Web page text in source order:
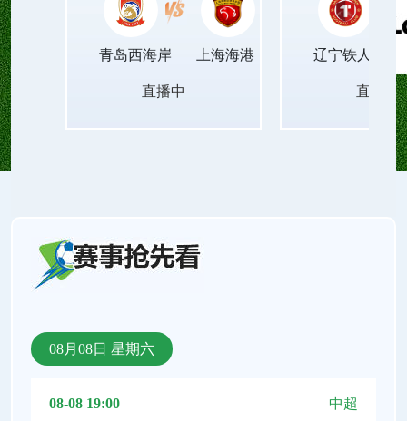
青岛西海岸 上海海港
直播中
辽宁铁人
直播中
08月08日 星期六
08-08 19:00 中超